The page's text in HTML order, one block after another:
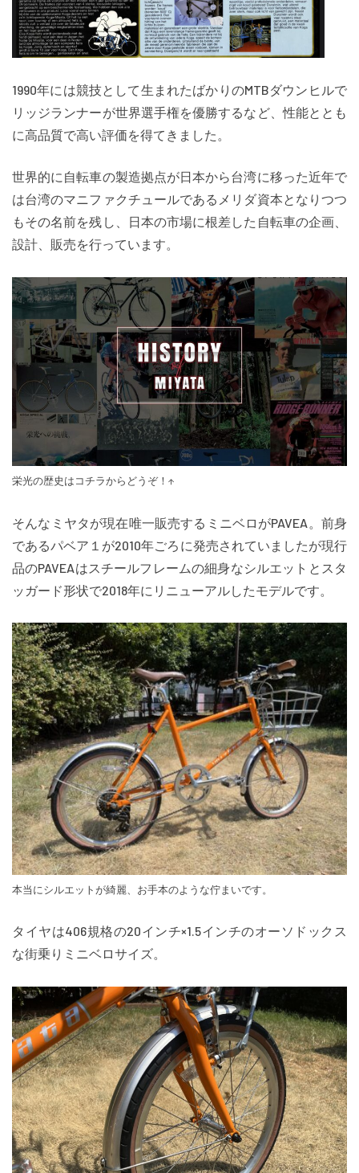
1990年には競技として生まれたばかりのMTBダウンヒルで
リッジランナーが世界選手権を優勝するなど、性能ととも
に高品質で高い評価を得てきました。
世界的に自転車の製造拠点が日本から台湾に移った近年で
は台湾のマニファクチュールであるメリダ資本となりつつ
もその名前を残し、日本の市場に根差した自転車の企画、
設計、販売を行っています。
栄光の歴史はコチラからどうぞ！↑
そんなミヤタが現在唯一販売するミニベロがPAVEA。前身
であるパベア１が2010年ごろに発売されていましたが現行
品のPAVEAはスチールフレームの細身なシルエットとスタ
ッガード形状で2018年にリニューアルしたモデルです。
本当にシルエットが綺麗、お手本のような佇まいです。
タイヤは406規格の20インチ×1.5インチのオーソドックス
な街乗りミニベロサイズ。